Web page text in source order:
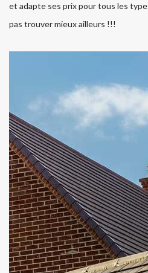
et adapte ses prix pour tous les
pas trouver mieux ailleurs !!!